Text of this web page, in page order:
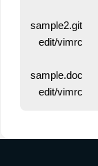
sample2.git
   edit/vimrc
sample.doc